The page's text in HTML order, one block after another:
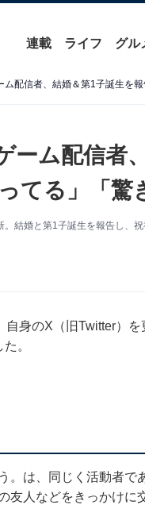
連載 ライフ グル
ム配信者、結婚＆第1子誕生を
ーム配信者
てる」「驚
結婚と第1子誕生を報告し、
身のX（旧Twitter）
。
。は、同じく活動者で
友人などをきっかけに